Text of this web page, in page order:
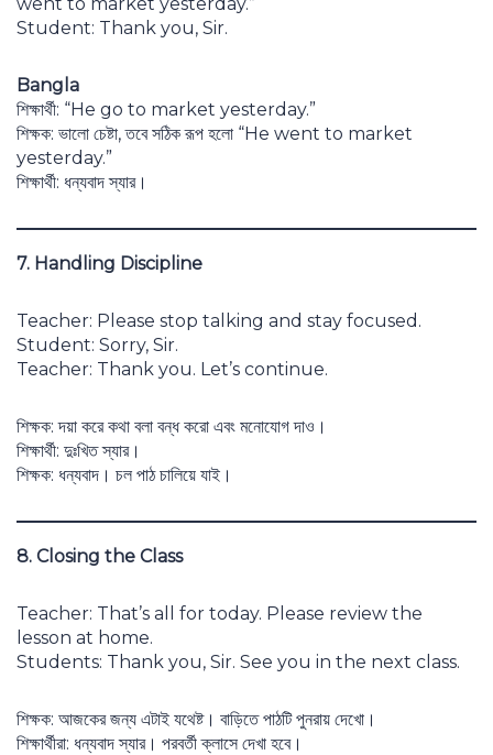
Student: Thank you, Sir.
Bangla
শিক্ষার্থী: “He go to market yesterday.”
শিক্ষক: ভালো চেষ্টা, তবে সঠিক রূপ হলো “He went to market
yesterday.”
শিক্ষার্থী: ধন্যবাদ স্যার।
7. Handling Discipline
Teacher: Please stop talking and stay focused.
Student: Sorry, Sir.
Teacher: Thank you. Let’s continue.
শিক্ষক: দয়া করে কথা বলা বন্ধ করো এবং মনোযোগ দাও।
শিক্ষার্থী: দুঃখিত স্যার।
শিক্ষক: ধন্যবাদ। চল পাঠ চালিয়ে যাই।
8. Closing the Class
Teacher: That’s all for today. Please review the
lesson at home.
Students: Thank you, Sir. See you in the next class.
শিক্ষক: আজকের জন্য এটাই যথেষ্ট। বাড়িতে পাঠটি পুনরায় দেখো।
শিক্ষার্থীরা: ধন্যবাদ স্যার। পরবর্তী ক্লাসে দেখা হবে।